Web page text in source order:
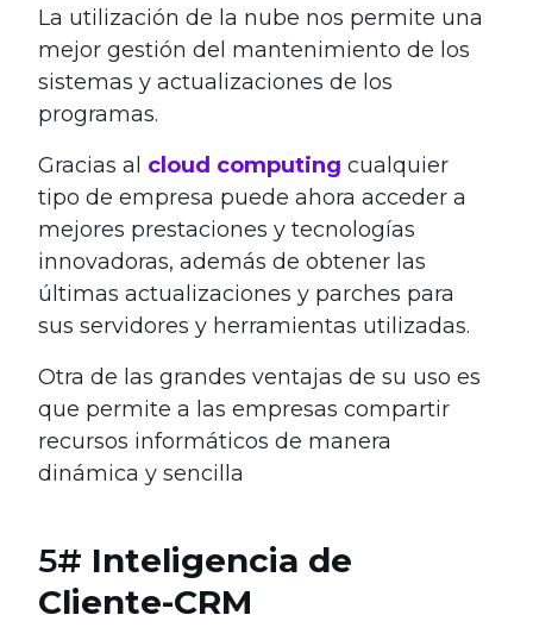
La utilización de la nube nos permite una
mejor gestión del mantenimiento de los
sistemas y actualizaciones de los
programas.
Gracias al cloud computing cualquier
tipo de empresa puede ahora acceder a
mejores prestaciones y tecnologías
innovadoras, además de obtener las
últimas actualizaciones y parches para
sus servidores y herramientas utilizadas.
Otra de las grandes ventajas de su uso es
que permite a las empresas compartir
recursos informáticos de manera
dinámica y sencilla
5# Inteligencia de
Cliente-CRM